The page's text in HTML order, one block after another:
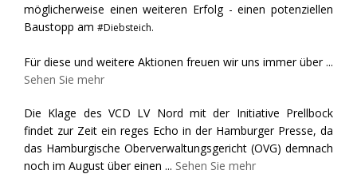
möglicherweise einen weiteren Erfolg - einen potenziellen
Baustopp am #Diebsteich.
Für diese und weitere Aktionen freuen wir uns immer über ...
Sehen Sie mehr
Die Klage des VCD LV Nord mit der Initiative Prellbock
findet zur Zeit ein reges Echo in der Hamburger Presse, da
das Hamburgische Oberverwaltungsgericht (OVG) demnach
noch im August über einen ... Sehen Sie mehr